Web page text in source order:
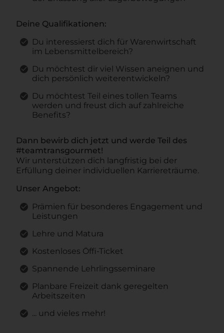
Deine Qualifikationen:
Du interessierst dich für Warenwirtschaft
im Lebensmittelbereich?
Du möchtest dir viel Wissen aneignen und
dich persönlich weiterentwickeln?
Du möchtest Teil eines tollen Teams
werden und freust dich auf zahlreiche
Benefits?
Dann bewirb dich jetzt und werde Teil des
#teamtransgourmet!
Wir unterstützen dich langfristig bei der
Erfüllung deiner individuellen Karriereträume.
Unser Angebot:
Prämien für besonderes Engagement und
Leistungen
Lehre und Matura
Kostenloses Öffi-Ticket
Spannende Lehrlingsseminare
Planbare Freizeit dank geregelten
Arbeitszeiten
... und vieles mehr!